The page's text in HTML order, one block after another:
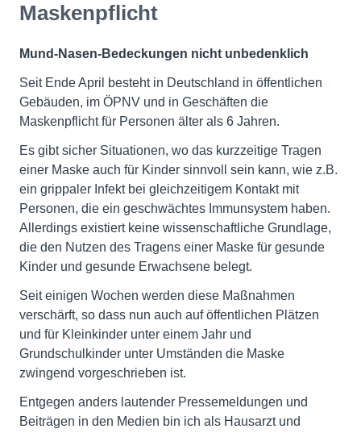
Maskenpflicht
Mund-Nasen-Bedeckungen nicht unbedenklich
Seit Ende April besteht in Deutschland in öffentlichen
Gebäuden, im ÖPNV und in Geschäften die
Maskenpflicht für Personen älter als 6 Jahren.
Es gibt sicher Situationen, wo das kurzzeitige Tragen
einer Maske auch für Kinder sinnvoll sein kann, wie z.B.
ein grippaler Infekt bei gleichzeitigem Kontakt mit
Personen, die ein geschwächtes Immunsystem haben.
Allerdings existiert keine wissenschaftliche Grundlage,
die den Nutzen des Tragens einer Maske für gesunde
Kinder und gesunde Erwachsene belegt.
Seit einigen Wochen werden diese Maßnahmen
verschärft, so dass nun auch auf öffentlichen Plätzen
und für Kleinkinder unter einem Jahr und
Grundschulkinder unter Umständen die Maske
zwingend vorgeschrieben ist.
Entgegen anders lautender Pressemeldungen und
Beiträgen in den Medien bin ich als Hausarzt und